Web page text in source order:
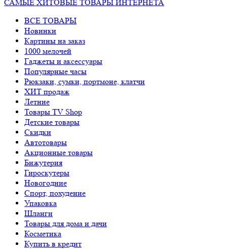
САМЫЕ ХИТОВЫЕ ТОВАРЫ ИНТЕРНЕТА
ВСЕ ТОВАРЫ
Новинки
Картины на заказ
1000 мелочей
Гаджеты и аксессуары
Популярные часы
Рюкзаки, сумки, портмоне, клатчи
ХИТ продаж
Летние
Товары TV Shop
Детские товары
Cкидки
Автотовары
Акционные товары
Бижутерия
Гироскутеры
Новогодние
Спорт, похудение
Упаковка
Шланги
Товары для дома и дачи
Косметика
Купить в кредит